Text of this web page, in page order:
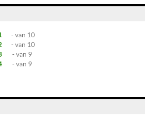
- van 10
- van 10
- van 9
- van 9